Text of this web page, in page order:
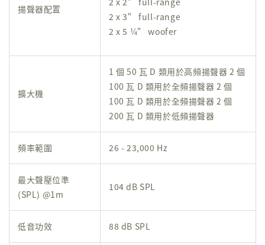
揚聲器配置
2 x 3” full-range
2 x 5 ¼” woofer
擴大機
1 個 50 瓦 D 類用於高頻揚聲器 2 個
100 瓦 D 類用於全頻揚聲器 2 個
100 瓦 D 類用於全頻揚聲器 2 個
200 瓦 D 類用於低頻揚聲器
頻率範圍 26 - 23,000 Hz
最大聲壓位準
(SPL) @1m
104 dB SPL
低音功效 88 dB SPL